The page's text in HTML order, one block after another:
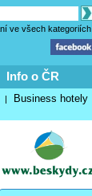
ve všech kategoriích
Info o ČR
| Business hotely